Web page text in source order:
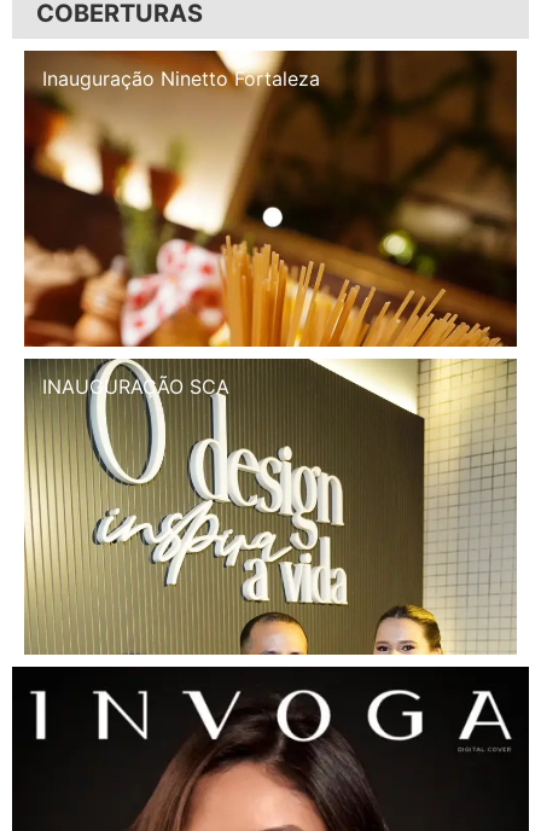
COBERTURAS
Inauguração Illa Café
INAUGURAÇÃO SCA